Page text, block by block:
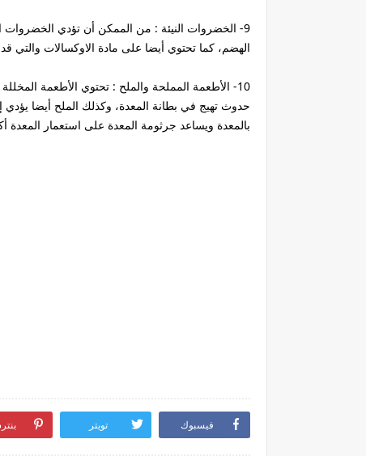
9- الخضروات النيئة : من الممكن أن تؤدي الخضروات
الهضم، كما تحتوي أيضا على مادة الاوكسالات
10- الأطعمة المملحة والملح : تحتوي الأطعمة
حدوث تهيج في بطانة المعدة، وكذلك الملح أيضا
بالمعدة ويساعد جرثومة المعدة على استعمار المعدة
فيسبوك تويتر